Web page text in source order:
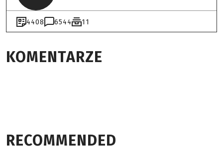
4408 6544 11
KOMENTARZE
RECOMMENDED